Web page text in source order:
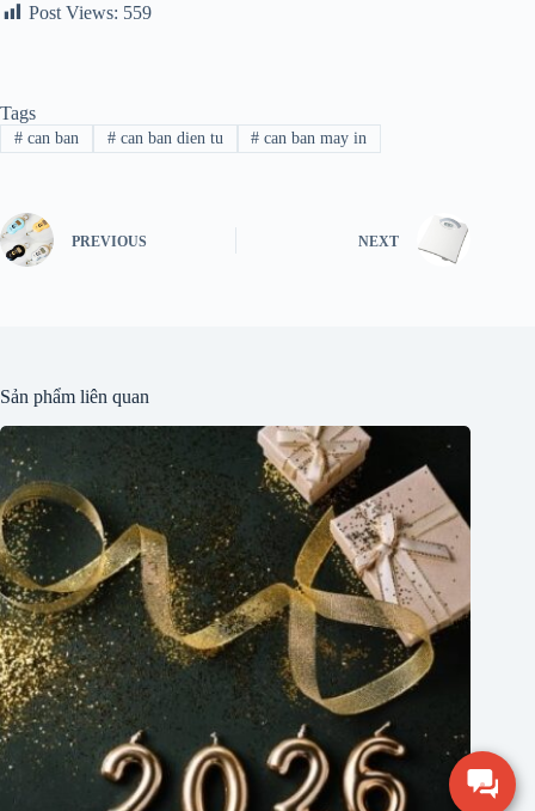
Post Views: 559
Tags
#can ban #can ban dien tu # can ban may in
PREVIOUS NEXT
Sản phẩm liên quan